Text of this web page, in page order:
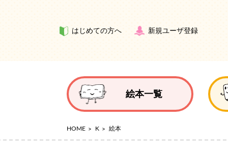
はじめての方へ 新規ユーザ登録
絵本一覧
HOME K 絵本